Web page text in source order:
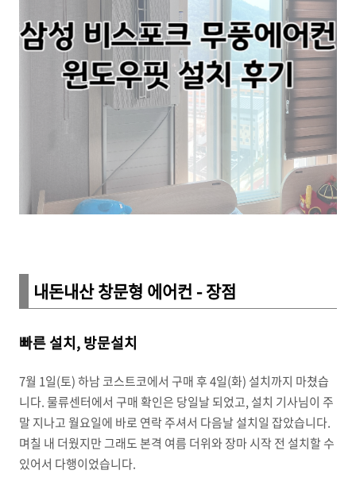
내돈내산 창문형 에어컨 - 장점
빠른 설치, 방문설치
7월 1일(토) 하남 코스트코에서 구매 후 4일(화) 설치까지 마쳤습
니다. 물류센터에서 구매 확인은 당일날 되었고, 설치 기사님이 주
말 지나고 월요일에 바로 연락 주셔서 다음날 설치일 잡았습니다.
며칠 내 더웠지만 그래도 본격 여름 더위와 장마 시작 전 설치할 수
있어서 다행이었습니다.